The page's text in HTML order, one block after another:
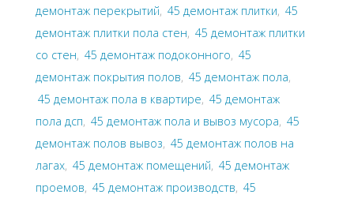
демонтаж перекрытий, 45 демонтаж плитки, 45
демонтаж плитки пола стен, 45 демонтаж плитки
со стен, 45 демонтаж подоконного, 45
демонтаж покрытия полов, 45 демонтаж пола,
45 демонтаж пола в квартире, 45 демонтаж
пола дсп, 45 демонтаж пола и вывоз мусора, 45
демонтаж полов вывоз, 45 демонтаж полов на
лагах, 45 демонтаж помещений, 45 демонтаж
проемов, 45 демонтаж производств, 45